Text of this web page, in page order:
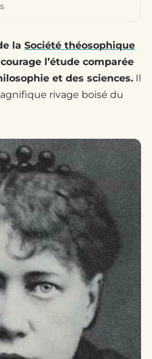
la Société théosophique
l’étude comparée
et des sciences. Il
rivage boisé du